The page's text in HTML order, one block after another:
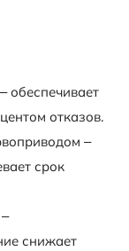
обеспечивает
отказов.
–
срок
снижает